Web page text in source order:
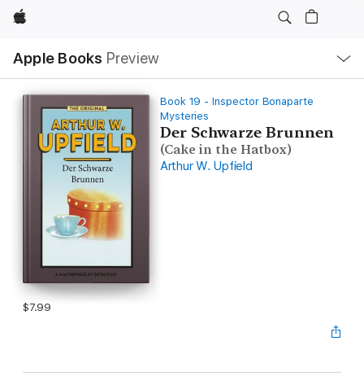
Apple
Apple Books Preview
Nav
Open
Menu
Book 19 - Inspector Bonaparte
Mysteries
Der Schwarze Brunnen
(Cake in the Hatbox)
Arthur W. Upfield
$7.99